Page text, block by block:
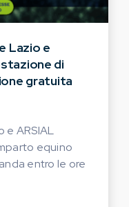
Lazio e
di
gratuita
ARSIAL
equino
entro le ore